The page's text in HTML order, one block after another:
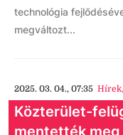
technológia
megváltozt...
2025. 03. 04., 07:35 Hírek,
Közterület-
mentették meg